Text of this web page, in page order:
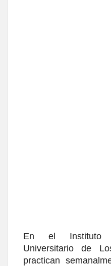
En el Instituto
Universitario de
practican